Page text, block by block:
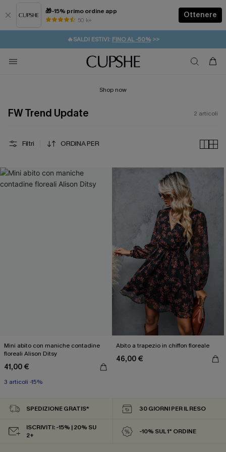
🎁-15% primo ordine app
50 k+
Ottenere
⚡️-15% SUGLI ESSENZIALI DA VACANZA | ACQUISTA
🔥SALDI ESTIVI: FINO AL -50%>>
🚚SPEDIZIONE GRATUITA DA 49€
💌REGALO PER I NUOVI: 20% DI SCONTO*
Shop now
FW Trend Update 2 articoli
Filtri ORDINA PER
Mini abito con maniche contadine
floreali Alison Ditsy
41,00 €
3 articoli -15%
Abito a trapezio in chiffon floreale
46,00 €
SPEDIZIONE GRATIS* 30 GIORNI PER IL RESO
ISCRIVITI: -15% | 20% SU
2+
-10% SUL 1° ORDINE